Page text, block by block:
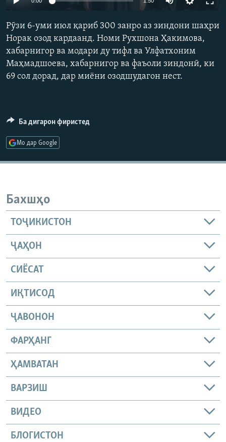
ПАЙГИРӢ КУНЕД
Auto 240p
1080p
480p
720p
Рӯзи 6-уми июл қариб 300 занро аз зиндони шаҳри
Норак озод кардаанд. Номи Рухшона Ҳакимова,
хабарнигор ва модари ду тифл ва Улфатхоним
Маҳмадшоева, хабарнигор ва фаъоли зиндонӣ, ки
69 сол дорад, дар миёни озодшудагон нест.
Ба дигарон фиристед
Мо дар Google
Бахшҳо
ТОҶИКИСТОН
ҶАҲОН
СИЁСАТ
ИҚТИСОД
ҶАВОНОН
ФАРҲАНГ
ҲАМВАТАН
ВАРЗИШ
ВИДЕО
БЛОГИСТОН